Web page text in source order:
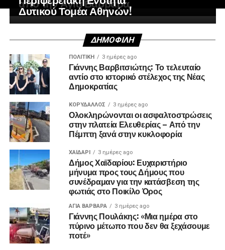
Δυτικού Τομέα Αθηνών!
ΔΗΜΟΦΙΛΉ
ΠΟΛΙΤΙΚΉ 3 ημέρες ago
Γιάννης Βαρβιτσιώτης: Το τελευταίο
αντίο στο ιστορικό στέλεχος της Νέας
Δημοκρατίας
ΚΟΡΥΔΑΛΛΟΣ 3 ημέρες ago
Ολοκληρώνονται οι ασφαλτοστρώσεις
στην πλατεία Ελευθερίας – Από την
Πέμπτη ξανά στην κυκλοφορία
ΧΑΪΔΑΡΙ 3 ημέρες ago
Δήμος Χαϊδαρίου: Ευχαριστήριο
μήνυμα προς τους Δήμους που
συνέδραμαν για την κατάσβεση της
φωτιάς στο Ποικίλο Όρος
ΑΓΙΑ ΒΑΡΒΑΡΑ 3 ημέρες ago
Γιάννης Πουλάκης: «Μια ημέρα στο
πύρινο μέτωπο που δεν θα ξεχάσουμε
ποτέ»